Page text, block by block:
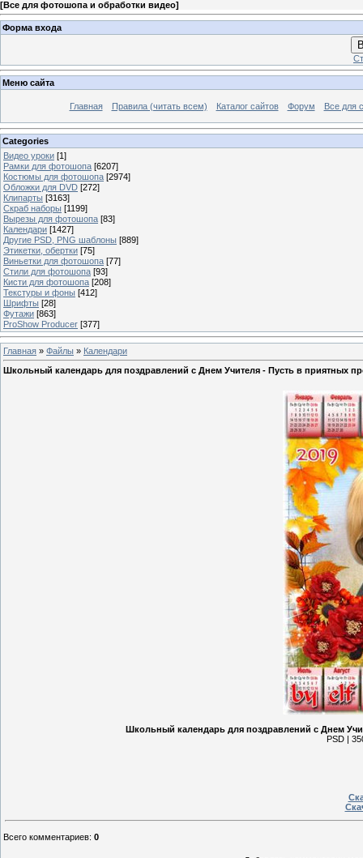
[Все для фотошопа и обработки видео]
Форма входа
Меню сайта
Главная Правила (читать всем) Каталог сайтов Форум Все для
Categories
Видео уроки [1]
Рамки для фотошопа [6207]
Костюмы для фотошопа [2974]
Обложки для DVD [272]
Клипарты [3163]
Скраб наборы [1199]
Вырезы для фотошопа [83]
Календари [1427]
Другие PSD, PNG шаблоны [889]
Этикетки, обертки [75]
Виньетки для фотошопа [77]
Стили для фотошопа [93]
Кисти для фотошопа [208]
Текстуры и фоны [412]
Шрифты [28]
Футажи [863]
ProShow Producer [377]
Главная » Файлы » Календари
Школьный календарь для поздравлений с Днем Учителя - Пусть в приятных
Школьный календарь для поздравлений с Днем
PSD |
Всего комментариев: 0